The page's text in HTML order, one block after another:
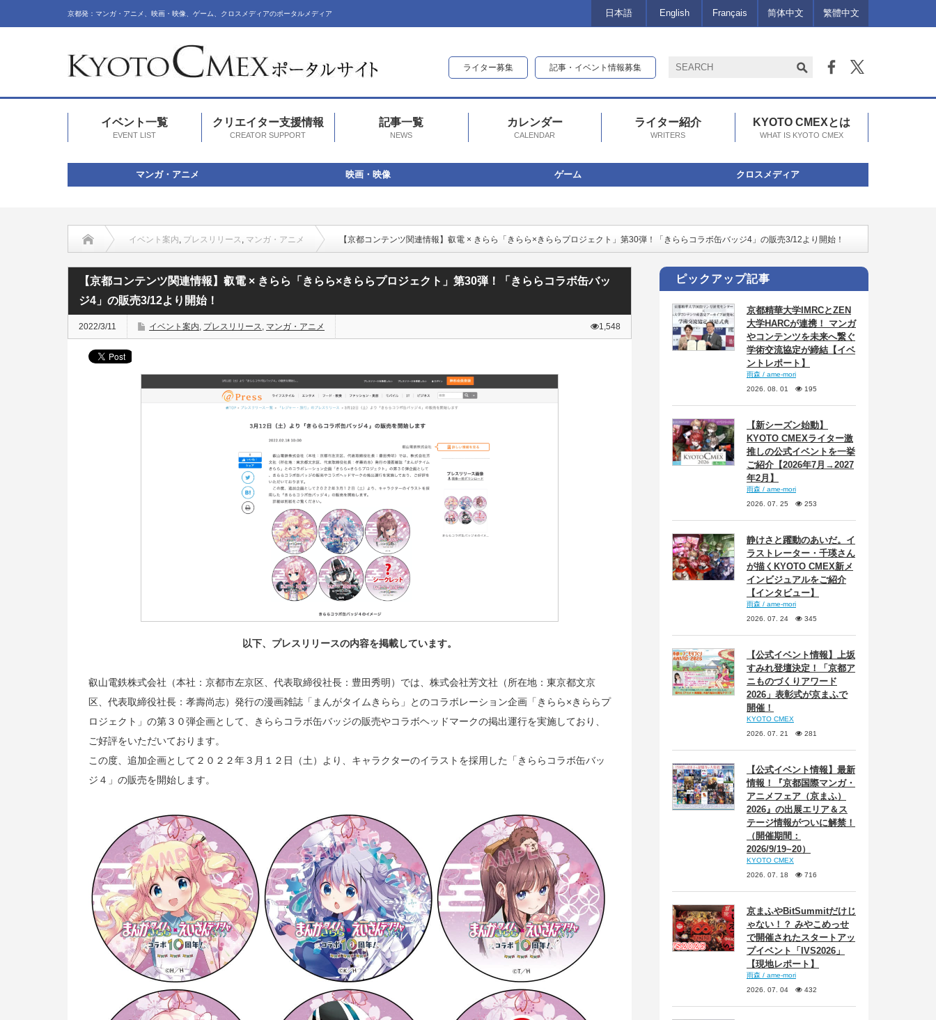
京都発：マンガ・アニメ、映画・映像、ゲーム、クロスメディアのポータルメディア 日本語 English Français 简体中文 繁體中文
ライター募集 記事・イベント情報募集
イベント一覧
EVENT LIST
クリエイター支援情報
CREATOR SUPPORT
記事一覧
NEWS
カレンダー
CALENDAR
ライター紹介
WRITERS
KYOTO CMEXとは
WHAT IS KYOTO CMEX
マンガ・アニメ 映画・映像 ゲーム クロスメディア
イベント案内, プレスリリース, マンガ・アニメ 【京都コンテンツ関連情報】叡電 × きらら「きらら×きららプロジェクト」第30弾！「きららコラボ缶バッジ4」の販売3/12より開始！
【京都コンテンツ関連情報】叡電 × きらら「きらら×きららプロジェクト」第30弾！「きららコラボ缶バッ
ジ4」の販売3/12より開始！
2022/3/11 イベント案内, プレスリリース, マンガ・アニメ 1,548
以下、プレスリリースの内容を掲載しています。
叡山電鉄株式会社（本社：京都市左京区、代表取締役社長：豊田秀明）では、株式会社芳文社（所在地：東京都文京
区、代表取締役社長：孝壽尚志）発行の漫画雑誌「まんがタイムきらら」とのコラボレーション企画「きらら×きららプ
ロジェクト」の第３０弾企画として、きららコラボ缶バッジの販売やコラボヘッドマークの掲出運行を実施しており、
ご好評をいただいております。
この度、追加企画として２０２２年３月１２日（土）より、キャラクターのイラストを採用した「きららコラボ缶バッ
ジ４」の販売を開始します。
ピックアップ記事
京都精華大学IMRCとZEN
大学HARCが連携！ マンガ
やコンテンツを未来へ繋ぐ
学術交流協定が締結【イベ
ントレポート】
雨森 / ame-mori
2026. 08. 01
195
【新シーズン始動】
KYOTO CMEXライター激
推しの公式イベントを一挙
ご紹介【2026年7月→2027
年2月】
雨森 / ame-mori
2026. 07. 25
253
静けさと躍動のあいだ。イ
ラストレーター・千瑛さん
が描くKYOTO CMEX新メ
インビジュアルをご紹介
【インタビュー】
雨森 / ame-mori
2026. 07. 24
345
【公式イベント情報】上坂
すみれ登壇決定！「京都ア
ニものづくりアワード
2026」表彰式が京まふで
開催！
KYOTO CMEX
2026. 07. 21
281
【公式イベント情報】最新
情報！『京都国際マンガ・
アニメフェア（京まふ）
2026』の出展エリア＆ス
テージ情報がついに解禁！
（開催期間：
2026/9/19~20）
KYOTO CMEX
2026. 07. 18
716
京まふやBitSummitだけじ
ゃない！？ みやこめっせ
で開催されたスタートアッ
プイベント「IVS2026」
【現地レポート】
雨森 / ame-mori
2026. 07. 04
432